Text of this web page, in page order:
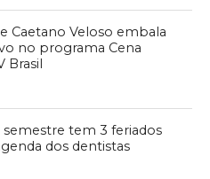
Caetano Veloso embala
no programa Cena
Brasil
semestre tem 3 feriados
dos dentistas